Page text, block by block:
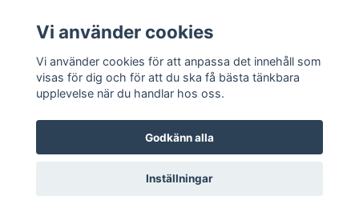
Sociala medier
© 2026 Takprofiler.se
Vi använder cookies
Vi använder cookies för att anpassa det innehåll som
visas för dig och för att du ska få bästa tänkbara
upplevelse när du handlar hos oss.
Godkänn alla
Inställningar